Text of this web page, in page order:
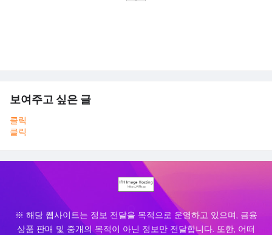
보여주고 싶은 글
클릭
클릭
※ 해당 웹사이트는 정보 전달을 목적으로 운영하고 있으며, 금융
상품 판매 및 중개의 목적이 아닌 정보만 전달합니다. 또한, 어떠